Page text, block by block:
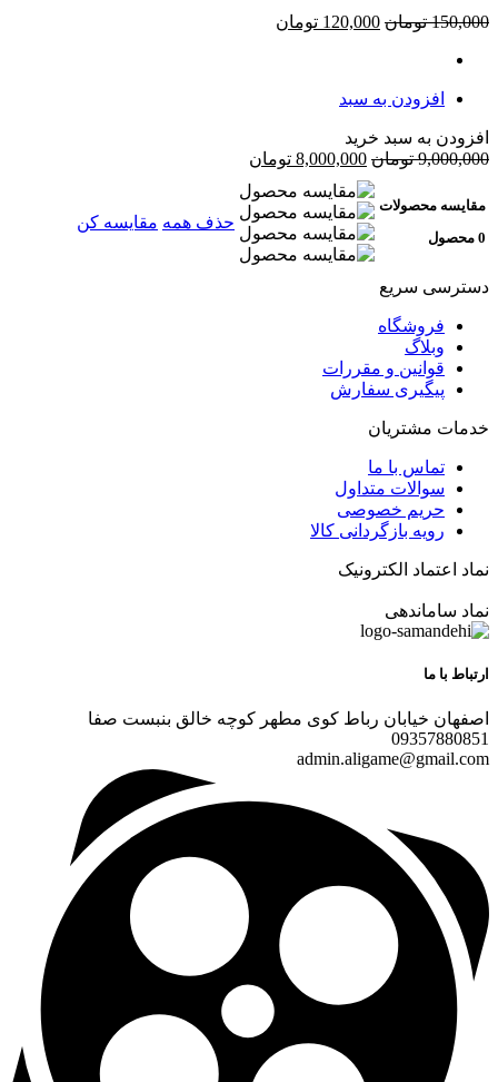
150,000 تومان 120,000 تومان
افزودن به سبد
افزودن به سبد خرید
9,000,000 تومان 8,000,000 تومان
مقایسه محصولات
0 محصول
حذف همه مقایسه کن
دسترسی سریع
فروشگاه
وبلاگ
قوانین و مقررات
پیگیری سفارش
خدمات مشتریان
تماس با ما
سوالات متداول
حریم خصوصی
رویه بازگردانی کالا
نماد اعتماد الکترونیک
نماد ساماندهی
ارتباط با ما
اصفهان خیابان رباط کوی مطهر کوچه خالق بنبست صفا
09357880851
admin.aligame@gmail.com